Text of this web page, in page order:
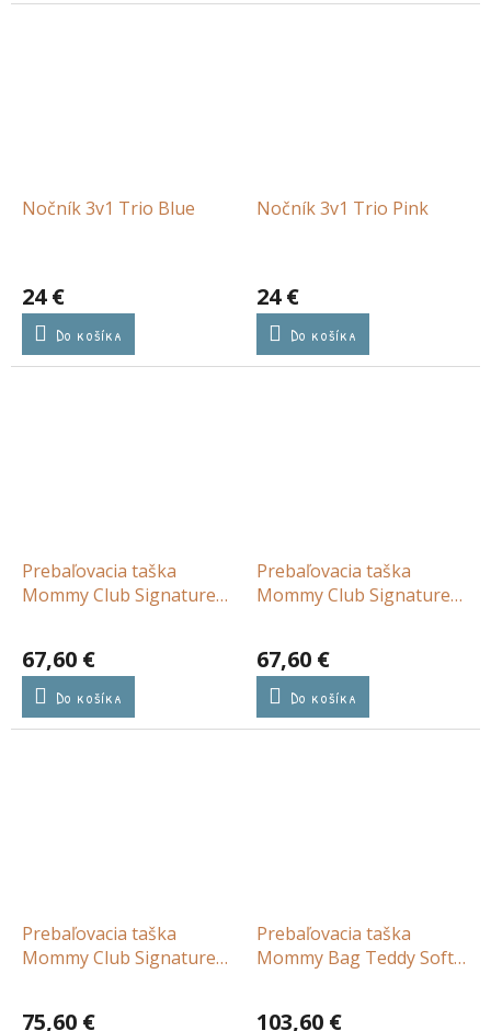
Nočník 3v1 Trio Blue
24 €
Do košíka
Nočník 3v1 Trio Pink
24 €
Do košíka
Prebaľovacia taška
Mommy Club Signature
67,60 €
Do košíka
Prebaľovacia taška
Mommy Club Signature
67,60 €
Do košíka
Prebaľovacia taška
Mommy Club Signature
75,60 €
Prebaľovacia taška
Mommy Bag Teddy Soft
103,60 €